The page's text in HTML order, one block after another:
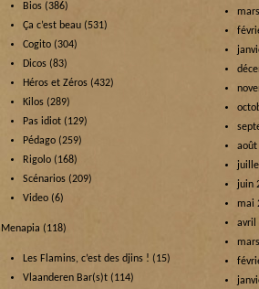
Bios (386)
Ça c’est beau (531)
Cogito (304)
Dicos (83)
Héros et Zéros (432)
Kilos (289)
Pas idiot (129)
Pédago (259)
Rigolo (168)
Scénarios (209)
Video (6)
Menapia (118)
Les Flamins, c’est des djins ! (15)
Vlaanderen Bar(s)t (114)
août
juin
mai
avril